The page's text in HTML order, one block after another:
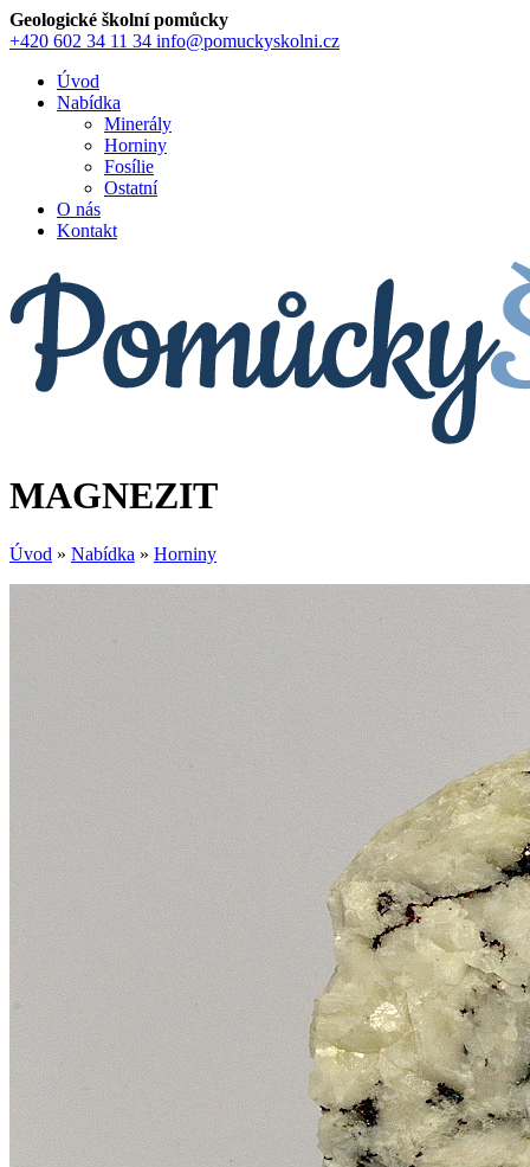
Geologické školní pomůcky
+420 602 34 11 34 info@pomuckyskolni.cz
Úvod
Nabídka
Minerály
Horniny
Fosílie
Ostatní
O nás
Kontakt
MAGNEZIT
Úvod » Nabídka » Horniny